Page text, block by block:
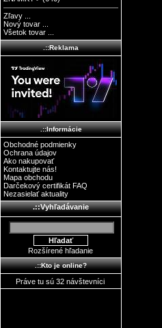
Zľavy ...
Nový tovar ...
Všetok tovar ...
.::Reklama
.::Informácie
Obchodné podmienky
Ochrana údajov
Ako nakupovať
Kontaktujte nás!
Mapa obchodu
Darčekový certifikát FAQ
Nezasielať aktuality
.::Vyhľadávanie
Rozšírené hľadanie
.::Kto je online?
Práve tu sú 32 návštevníci